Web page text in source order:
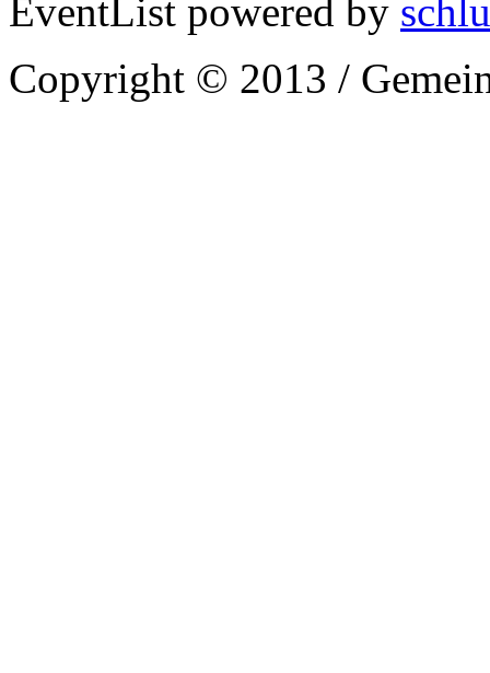
EventList powered by
Copyright © 2013 /